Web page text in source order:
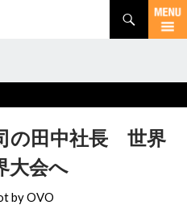
の田中社長 世界
大会へ
by OVO